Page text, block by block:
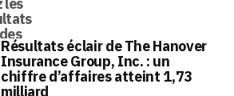
Résultats éclair de The Hanover
Insurance Group, Inc. : un
chiffre d’affaires atteint 1,73
milliard